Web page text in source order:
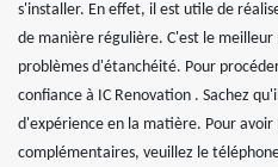
s'installer. En effet, il est utile de
de manière régulière. C'est le
problèmes d'étanchéité. Pour
confiance à IC Renovation . Sachez
d'expérience en la matière. Pour avoir
complémentaires, veuillez le